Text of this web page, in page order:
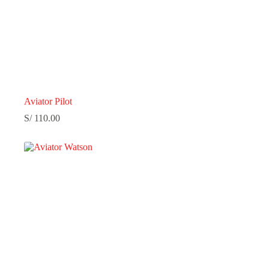
Aviator Pilot
S/110.00